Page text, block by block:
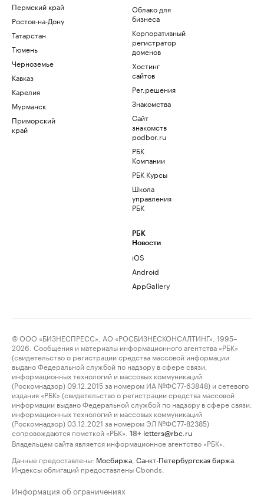
Пермский край
Ростов-на-Дону
Татарстан
Тюмень
Черноземье
Кавказ
Карелия
Мурманск
Приморский
край
Облако для
бизнеса
Корпоративный
регистратор
доменов
Хостинг
сайтов
Рег.решения
Знакомства
Сайт
знакомств
podbor.ru
РБК
Компании
РБК Курсы
Школа
управления
РБК
РБК
Новости
iOS
Android
AppGallery
© ООО «БИЗНЕСПРЕСС», АО «РОСБИЗНЕСКОНСАЛТИНГ», 1995–
2026. Сообщения и материалы информационного агентства «РБК»
(свидетельство о регистрации средства массовой информации
выдано Федеральной службой по надзору в сфере связи,
информационных технологий и массовых коммуникаций
(Роскомнадзор) 09.12.2015 за номером ИА №ФС77-63848) и сетевого
издания «РБК» (свидетельство о регистрации средства массовой
информации выдано Федеральной службой по надзору в сфере связи,
информационных технологий и массовых коммуникаций
(Роскомнадзор) 03.12.2021 за номером ЭЛ №ФС77-82385)
сопровождаются пометкой «РБК».
18+ letters@rbc.ru
Владельцем сайта является информационное агентство «РБК».
Данные предоставлены: Мосбиржа Санкт-Петербургская биржа
Индексы облигаций предоставлены Cbonds.
Информация об ограничениях